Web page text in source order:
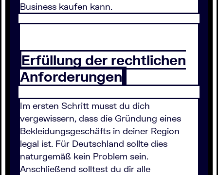
Business kaufen kann.
Erfüllung der rechtlichen
Anforderungen
Im ersten Schritt musst du dich
vergewissern, dass die Gründung eines
Bekleidungsgeschäfts in deiner Region
legal ist. Für Deutschland sollte dies
naturgemäß kein Problem sein.
Anschließend solltest du dir alle